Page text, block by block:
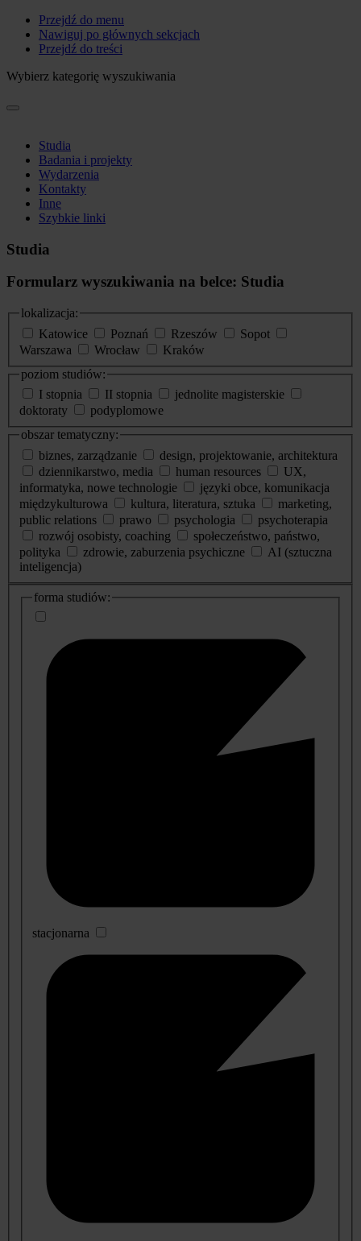
Przejdź do menu
Nawiguj po głównych sekcjach
Przejdź do treści
Wybierz kategorię wyszukiwania
Studia
Badania i projekty
Wydarzenia
Kontakty
Inne
Szybkie linki
Studia
Formularz wyszukiwania na belce: Studia
lokalizacja:
Katowice
Poznań Rzeszów
Sopot
Warszawa
Wrocław
Kraków
poziom studiów:
I stopnia
II stopnia
jednolite magisterskie
doktoraty
podyplomowe
obszar tematyczny:
biznes, zarządzanie
design, projektowanie, architektura
dziennikarstwo, media
human resources
UX,
informatyka, nowe technologie
języki obce, komunikacja
międzykulturowa
kultura, literatura, sztuka
marketing,
public relations
prawo psychologia
psychoterapia
rozwój osobisty, coaching
społeczeństwo, państwo,
polityka
zdrowie, zaburzenia psychiczne
AI (sztuczna
inteligencja)
dodatkowe
informacje
forma studiów:
stacjonarna